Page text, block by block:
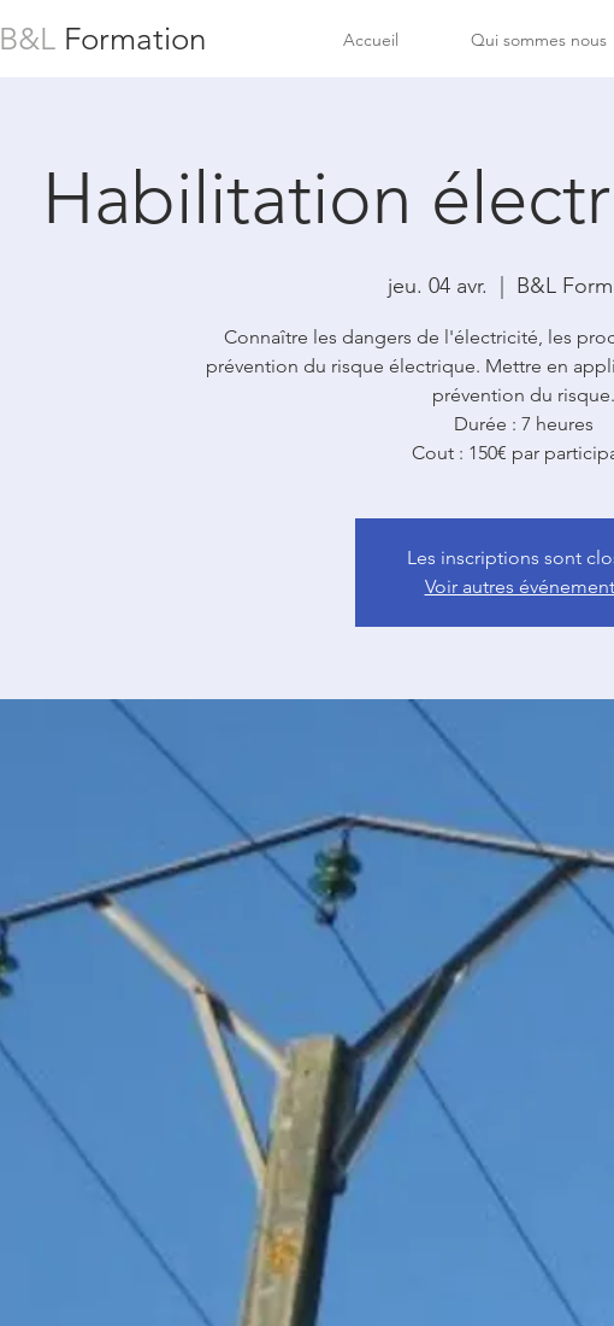
B&L Formation Accueil Qui sommes nous
Habilitation
jeu. 04 avr. B&L
Connaître les dangers de l'électricité, les
prévention du risque électrique. Mettre en
prévention du risque.
Durée : 7 heures
Cout : 150€ par
Les inscriptions sont
Voir autres